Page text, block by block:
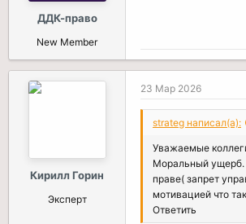
ДДК-право
New Member
Кирилл Горин
Эксперт
23 Мар 2026
strateg написал(а):
Уважаемые
Моральный ущерб.
праве( запрет
мотивацией что
Ответить